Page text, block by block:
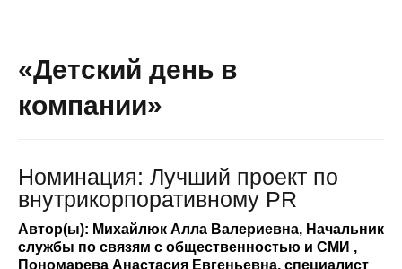
«Детский день в
компании»
Номинация: Лучший проект по
внутрикорпоративному PR
Автор(ы): Михайлюк Алла Валериевна, Начальник
службы по связям с общественностью и СМИ ,
Пономарева Анастасия Евгеньевна, специалист